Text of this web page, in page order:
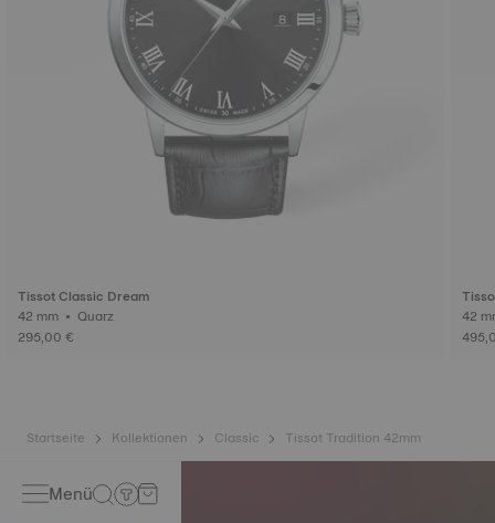
Tissot Classic Dream
42 mm • Quarz
295,00 €
Startseite Kollektionen Classic Tissot Tradition 42mm
Menü